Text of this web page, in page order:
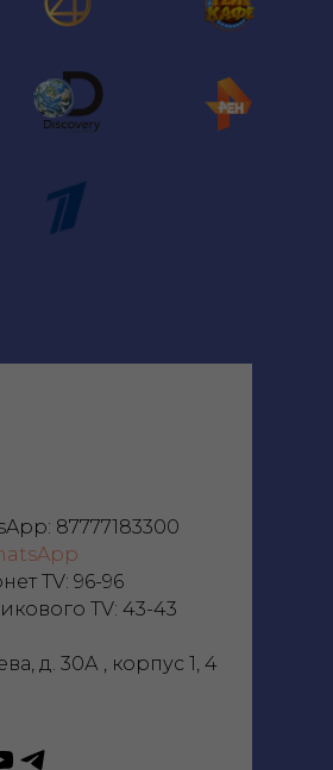
87777183300
TV: 96-96
TV: 43-43
д. 30А , корпус 1, 4